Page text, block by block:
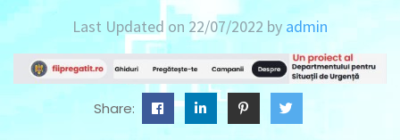
Last Updated on 22/07/2022 by admin
Share: